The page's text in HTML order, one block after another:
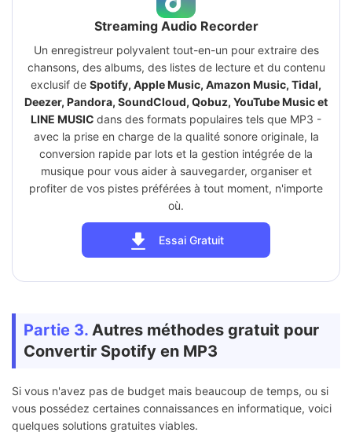
Streaming Audio Recorder
Un enregistreur polyvalent tout-en-un pour extraire des
chansons, des albums, des listes de lecture et du contenu
exclusif de Spotify, Apple Music, Amazon Music, Tidal,
Deezer, Pandora, SoundCloud, Qobuz, YouTube Music et
LINE MUSIC dans des formats populaires tels que MP3 -
avec la prise en charge de la qualité sonore originale, la
conversion rapide par lots et la gestion intégrée de la
musique pour vous aider à sauvegarder, organiser et
profiter de vos pistes préférées à tout moment, n'importe
où.
Essai Gratuit
Partie 3. Autres méthodes gratuit pour
Convertir Spotify en MP3
Si vous n'avez pas de budget mais beaucoup de temps, ou si
vous possédez certaines connaissances en informatique, voici
quelques solutions gratuites viables.